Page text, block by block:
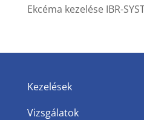
Ekcéma kezelése IBR-
Kezelések
Vizsgálatok